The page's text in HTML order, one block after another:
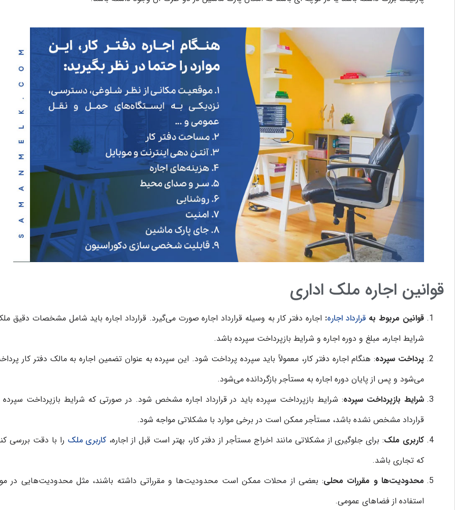
قوانین اجاره ملک اداری
قوانین مربوط به قرارداد اجاره: اجاره دفتر کار به وسیله قرارداد اجاره صورت می‌گیرد. قرارداد اجاره باید شامل مشخصات دقیق
شرایط اجاره، مبلغ و دوره اجاره و شرایط بازپرداخت سپرده باشد.
پرداخت سپرده: هنگام اجاره دفتر کار، معمولاً باید سپرده پرداخت شود. این سپرده به عنوان تضمین اجاره به مالک دفتر کار
می‌شود و پس از پایان دوره اجاره به مستأجر بازگردانده می‌شود.
شرایط بازپرداخت سپرده: شرایط بازپرداخت سپرده باید در قرارداد اجاره مشخص شود. در صورتی که شرایط بازپرداخت سپرده
قرارداد مشخص نشده باشد، مستأجر ممکن است در برخی موارد با مشکلاتی مواجه شود.
کاربری ملک: برای جلوگیری از مشکلاتی مانند اخراج مستأجر از دفتر کار، بهتر است قبل از اجاره، کاربری ملک را با دقت بررسی
که تجاری باشد.
محدودیت‌ها و مقررات محلی: بعضی از محلات ممکن است محدودیت‌ها و مقرراتی داشته باشند، مثل محدودیت‌هایی در
استفاده از فضاهای عمومی.